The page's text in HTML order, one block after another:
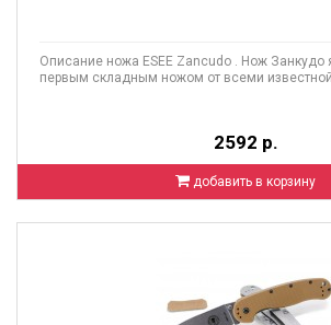
Описание ножа ESEE Zancudo . Нож
первым складным ножом от всеми известной
2592 р.
добавить в корзину